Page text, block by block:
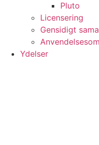
Pluto
Licensering
Gensidigt
Ydelser